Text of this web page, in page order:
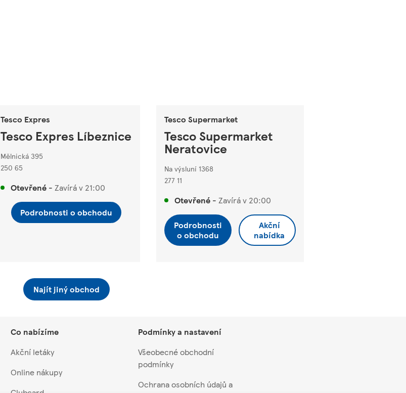
Tesco Expres
Tesco Expres Líbeznice
Mělnická 395
250 65
Otevřené - Zavírá v 21:00
Podrobnosti o obchodu
Tesco Supermarket
Tesco Supermarket
Neratovice
Na výsluní 1368
277 11
Otevřené - Zavírá v 20:00
Podrobnosti
o obchodu
Akční
nabídka
Najít jiný obchod
Co nabízíme
Akční letáky
Online nákupy
Podmínky a nastavení
Všeobecné obchodní
podmínky
Ochrana osobních údajů a